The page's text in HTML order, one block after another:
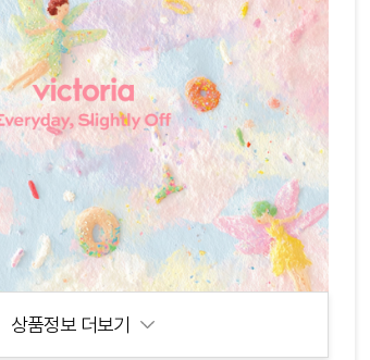
상품정보 더보기